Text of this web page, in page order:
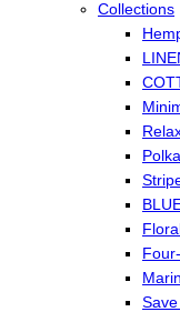
Collections